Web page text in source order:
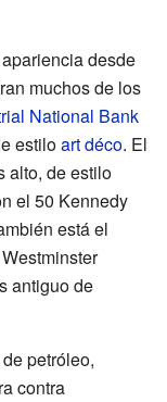
desde
muchos de los
National Bank
estiloart déco. El
alto, de estilo
el 50 Kennedy
está el
antiguo de
petróleo,
contra